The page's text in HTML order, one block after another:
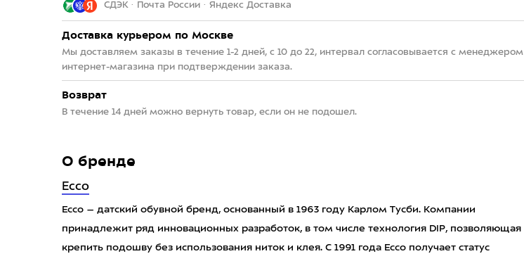
СДЭК · Почта России · Яндекс Доставка
Доставка курьером по Москве
Мы доставляем заказы в течение 1-2 дней, с 10 до 22, интервал согласовывается с менеджером
интернет-магазина при подтверждении заказа.
Возврат
В течение 14 дней можно вернуть товар, если он не подошел.
О бренде
Ecco
Ecco – датский обувной бренд, основанный в 1963 году Карлом Тусби. Компании
принадлежит ряд инновационных разработок, в том числе технология DIP, позволяющая
крепить подошву без использования ниток и клея. С 1991 года Ecco получает статус